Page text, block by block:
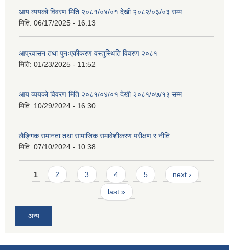
आय व्ययको विवरण मिति २०८१/०४/०१ देखी २०८२/०३/०३ सम्म
मिति: 06/17/2025 - 16:13
आप्रवासन तथा पुनःएकीकरण वस्तुस्थिति विवरण २०८१
मिति: 01/23/2025 - 11:52
आय व्ययको विवरण मिति २०८१/०४/०१ देखी २०८१/०७/१३ सम्म
मिति: 10/29/2024 - 16:30
लैङ्गिक समानता तथा सामाजिक समावेशीकरण परीक्षण र नीति
मिति: 07/10/2024 - 10:38
Pages
1 2 3 4 5 next ›
last »
अन्य